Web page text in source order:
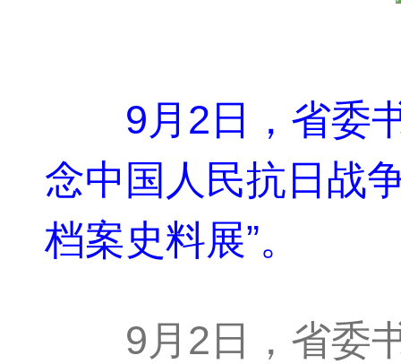
9月2日，省委
念中国人民抗日战
档案史料展”。
9月2日，省委书